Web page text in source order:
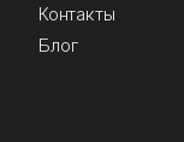
Контакты
Блог